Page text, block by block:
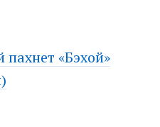
«Бэхой»